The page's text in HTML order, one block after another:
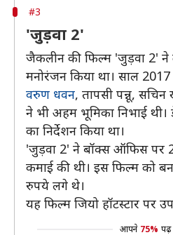
#3
'जुड़वा 2'
जैकलीन की फिल्म 'जुड़वा 2' ने
मनोरंजन किया था। साल
वरुण धवन, तापसी पन्नू,
ने भी अहम भूमिका निभाई
का निर्देशन किया था।
'जुड़वा 2' ने बॉक्स ऑफिस पर
कमाई की थी। इस फिल्म को
रुपये लगे थे।
यह फिल्म जियो हॉटस्टार पर
आपने 75% पढ़